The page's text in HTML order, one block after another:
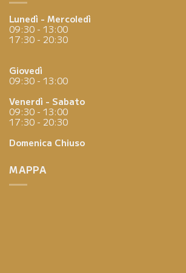
Lunedì - Mercoledì
09:30 - 13:00
17:30 - 20:30
Giovedì
09:30 - 13:00
Venerdì - Sabato
09:30 - 13:00
17:30 - 20:30
Domenica Chiuso
MAPPA